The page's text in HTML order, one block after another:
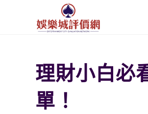
理財小白必
單！